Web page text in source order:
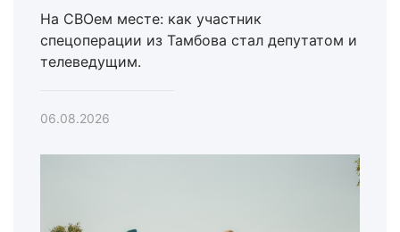
На СВОем месте: как участник
спецоперации из Тамбова стал депутатом и
телеведущим.
06.08.2026